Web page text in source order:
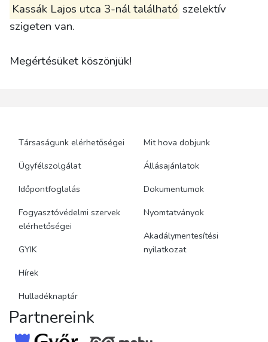
Kassák Lajos utca 3-nál található szelektív
szigeten van.
Megértésüket köszönjük!
Társaságunk elérhetőségei
Ügyfélszolgálat
Időpontfoglalás
Fogyasztóvédelmi szervek
elérhetőségei
GYIK
Hírek
Hulladéknaptár
Mit hova dobjunk
Állásajánlatok
Dokumentumok
Nyomtatványok
Akadálymentesítési
nyilatkozat
Partnereink